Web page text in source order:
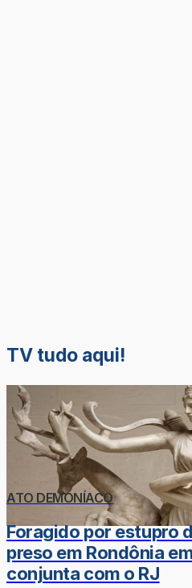
TV tudo aqui!
ATO DEMONÍACO
Foragido por estupro
preso em Rondônia
conjunta com o RJ